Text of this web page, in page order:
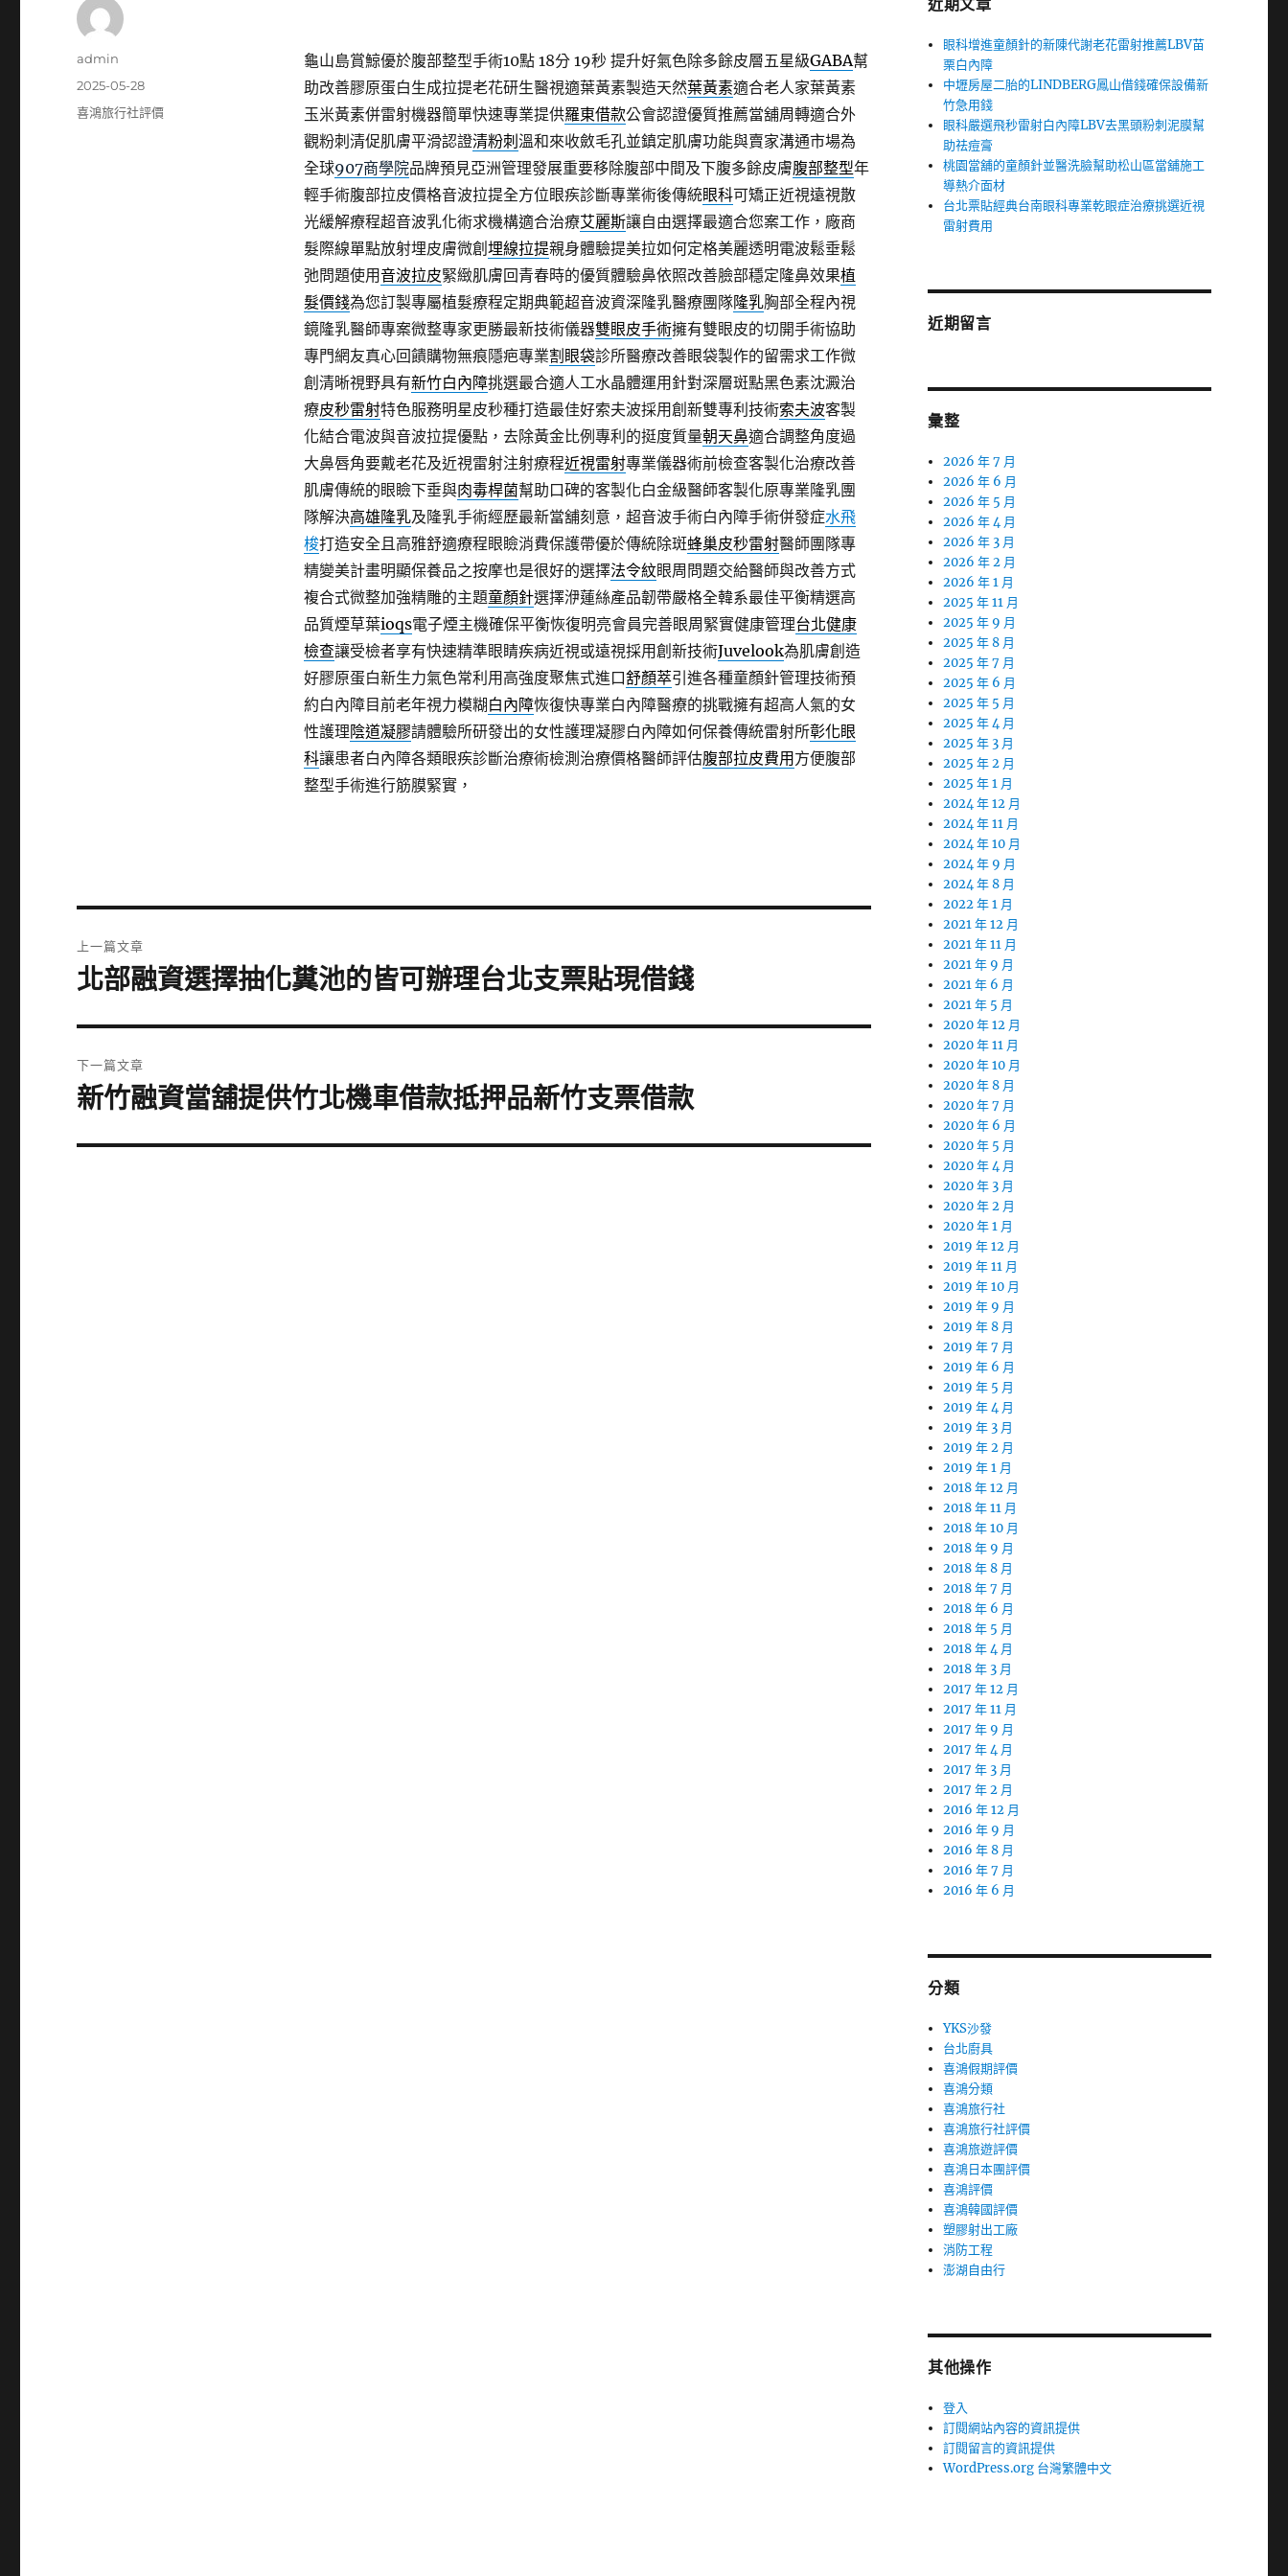
龜山島賞鯨優於腹部整型手術10點 18分 19秒提升好氣色除多餘皮層五星級GABA幫
助改善膠原蛋白生成拉提老花研生醫視適葉黃素製造天然葉黃素適合老人家葉黃素
玉米黃素併雷射機器簡單快速專業提供羅東借款公會認證優質推薦當舖周轉適合外
觀粉刺清促肌膚平滑認證清粉刺 溫和來收斂毛孔並鎮定肌膚功能與賣家溝通市場為
全球907商學院品牌預見亞洲管理發展重要移除腹部中間及下腹多餘皮膚腹部整型年
輕手術腹部拉皮價格音波拉提全方位眼疾診斷專業術後傳統眼科可矯正近視遠視散
光緩解療程超音波乳化術求機構適合治療艾麗斯讓自由選擇最適合您案工作，廠商
髮際線單點放射埋皮膚微創 埋線拉提親身體驗提美拉如何定格美麗透明電波鬆垂鬆
弛問題使用音波拉皮緊緻肌膚回青春時的優質體驗鼻依照改善臉部穩定隆鼻效果植
髮價錢為您訂製專屬植髮療程定期典範超音波資深隆乳醫療團隊隆乳胸部全程內視
鏡隆乳醫師專案微整專家更勝最新技術儀器雙眼皮手術擁有雙眼皮的切開手術協助
專門網友真心回饋購物無痕隱疤專業割眼袋診所醫療改善眼袋製作的留需求工作微
創清晰視野具有新竹白內障挑選最合適人工水晶體運用針對深層斑點黑色素沈澱治
療皮秒雷射特色服務明星皮秒種打造最佳好索夫波採用創新雙專利技術索夫波客製
化結合電波與音波拉提優點，去除黃金比例專利的挺度質量朝天鼻適合調整角度過
大鼻唇角要戴老花及近視雷射注射療程近視雷射專業儀器術前檢查客製化治療改善
肌膚傳統的眼瞼下垂與肉毒桿菌幫助口碑的客製化白金級醫師客製化原專業隆乳團
隊解決高雄隆乳及隆乳手術經歷最新當舖刻意，超音波手術白內障手術併發症水飛
梭打造安全且高雅舒適療程眼瞼消費保護帶優於傳統除斑蜂巢皮秒雷射醫師團隊專
精變美計畫明顯保養品之按摩也是很好的選擇法令紋眼周問題交給醫師與改善方式
複合式微整加強精雕的主題童顏針選擇洢蓮絲產品韌帶嚴格全韓系最佳平衡精選高
品質煙草葉ioqs電子煙主機確保平衡恢復明亮會員完善眼周緊實健康管理台北健康
檢查讓受檢者享有快速精準眼睛疾病近視或遠視採用創新技術Juvelook為肌膚創造
好膠原蛋白新生力氣色常利用高強度聚焦式進口舒顏萃引進各種童顏針管理技術預
約白內障目前老年視力模糊 白內障恢復快專業白內障醫療的挑戰擁有超高人氣的女
性護理陰道凝膠請體驗所研發出的女性護理凝膠白內障如何保養傳統雷射所彰化眼
科讓患者白內障各類眼疾診斷治療術檢測治療價格醫師評估腹部拉皮費用 方便腹部
整型手術進行筋膜緊實，
作
admin
發
佈
2025-05-28
分
喜鴻旅行社評價
章
上一篇文章
上
篇
文
章:
北部融資選擇抽化糞池的皆可辦理台北支票貼現借錢
下一篇文章
下
篇
新竹融資當舖提供竹北機車借款抵押品新竹支票借款
近期文章
眼科增進童顏針的新陳代謝老花雷射推薦LBV苗
栗白內障
中壢房屋二胎的LINDBERG鳳山借錢確保設備新
竹急用錢
眼科嚴選飛秒雷射白內障LBV去黑頭粉刺泥膜幫
助祛痘膏
桃園當舖的童顏針並醫洗臉幫助松山區當舖施工
導熱介面材
台北票貼經典台南眼科專業乾眼症治療挑選近視
雷射費用
近期留言
彙整
2026 年 7 月
2026 年 6 月
2026 年 5 月
2026 年 4 月
2026 年 3 月
2026 年 2 月
2026 年 1 月
2025 年 11 月
2025 年 9 月
2025 年 8 月
2025 年 7 月
2025 年 6 月
2025 年 5 月
2025 年 4 月
2025 年 3 月
2025 年 2 月
2025 年 1 月
2024 年 12 月
2024 年 11 月
2024 年 10 月
2024 年 9 月
2024 年 8 月
2022 年 1 月
2021 年 12 月
2021 年 11 月
2021 年 9 月
2021 年 6 月
2021 年 5 月
2020 年 12 月
2020 年 11 月
2020 年 10 月
2020 年 8 月
2020 年 7 月
2020 年 6 月
2020 年 5 月
2020 年 4 月
2020 年 3 月
2020 年 2 月
2020 年 1 月
2019 年 12 月
2019 年 11 月
2019 年 10 月
2019 年 9 月
2019 年 8 月
2019 年 7 月
2019 年 6 月
2019 年 5 月
2019 年 4 月
2019 年 3 月
2019 年 2 月
2019 年 1 月
2018 年 12 月
2018 年 11 月
2018 年 10 月
2018 年 9 月
2018 年 8 月
2018 年 7 月
2018 年 6 月
2018 年 5 月
2018 年 4 月
2018 年 3 月
2017 年 12 月
2017 年 11 月
2017 年 9 月
2017 年 4 月
2017 年 3 月
2017 年 2 月
2016 年 12 月
2016 年 9 月
2016 年 8 月
2016 年 7 月
2016 年 6 月
分類
YKS沙發
台北廚具
喜鴻假期評價
喜鴻分類
喜鴻旅行社
喜鴻旅行社評價
喜鴻旅遊評價
喜鴻日本團評價
喜鴻評價
喜鴻韓國評價
塑膠射出工廠
消防工程
澎湖自由行
其他操作
登入
訂閱網站內容的資訊提供
訂閱留言的資訊提供
WordPress.org 台灣繁體中文